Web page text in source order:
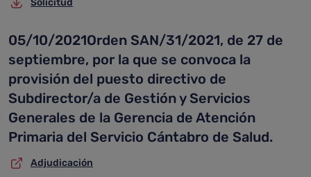
Solicitud
05/10/2021Orden SAN/31/2021, de 27 de
septiembre, por la que se convoca la
provisión del puesto directivo de
Subdirector/a de Gestión y Servicios
Generales de la Gerencia de Atención
Primaria del Servicio Cántabro de Salud.
Adjudicación